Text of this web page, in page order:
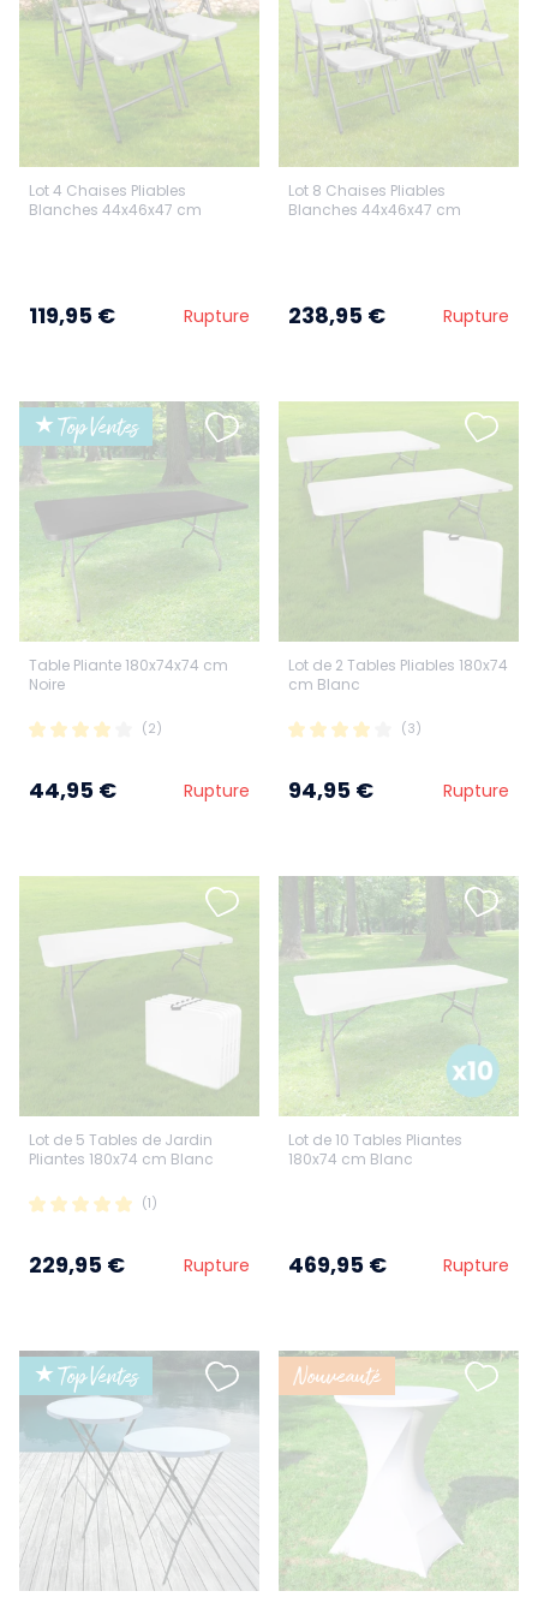
Lot 4 Chaises Pliables
Blanches 44x46x47 cm
119,95 € Rupture
Lot 8 Chaises Pliables
Blanches 44x46x47 cm
238,95 € Rupture
Table Pliante 180x74x74 cm
Noire
(2)
44,95 € Rupture
★ Top Ventes
Lot de 2 Tables Pliables 180x74
cm Blanc
(3)
94,95 € Rupture
Lot de 5 Tables de Jardin
Pliantes 180x74 cm Blanc
(1)
229,95 € Rupture
Lot de 10 Tables Pliantes
180x74 cm Blanc
469,95 € Rupture
★ Top Ventes Nouveauté